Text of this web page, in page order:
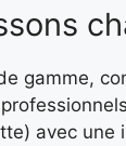
gamme,
avec